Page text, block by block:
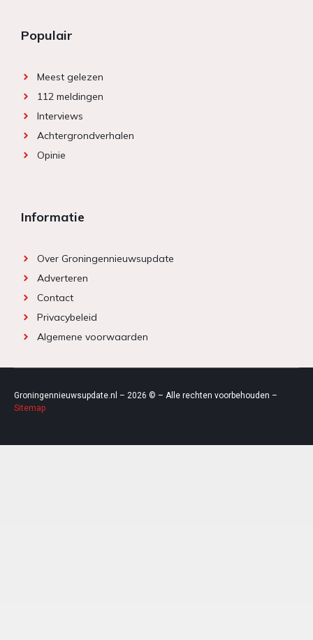
Populair
Meest gelezen
112 meldingen
Interviews
Achtergrondverhalen
Opinie
Informatie
Over Groningennieuwsupdate
Adverteren
Contact
Privacybeleid
Algemene voorwaarden
Groningennieuwsupdate.nl – 2026 © – Alle rechten voorbehouden –
Sitemap